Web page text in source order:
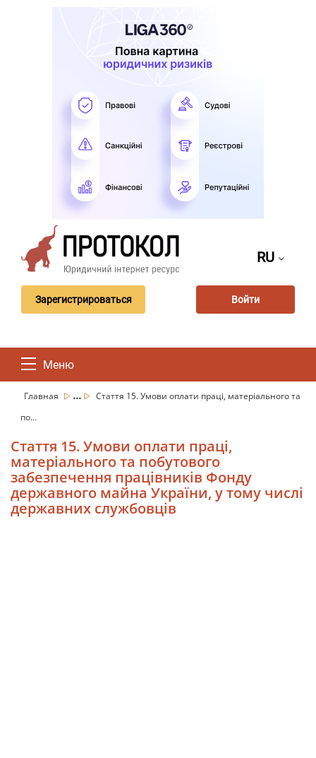
RU
Зарегистрироваться Войти
Меню
Главная ...
Стаття 15. Умови оплати праці, матеріального та
по...
Стаття 15. Умови оплати праці,
матеріального та побутового
забезпечення працівників Фонду
державного майна України, у тому числі
державних службовців